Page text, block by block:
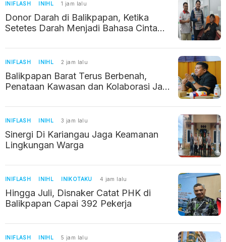
INIFLASH INIHL 1 jam lalu
Donor Darah di Balikpapan, Ketika
Setetes Darah Menjadi Bahasa Cinta
INIFLASH INIHL 2 jam lalu
Balikpapan Barat Terus Berbenah,
Penataan Kawasan dan Kolaborasi Jadi
INIFLASH INIHL 3 jam lalu
Sinergi Di Kariangau Jaga Keamanan
Lingkungan Warga
INIFLASH INIHL INIKOTAKU 4 jam lalu
Hingga Juli, Disnaker Catat PHK di
Balikpapan Capai 392 Pekerja
INIFLASH INIHL 5 jam lalu